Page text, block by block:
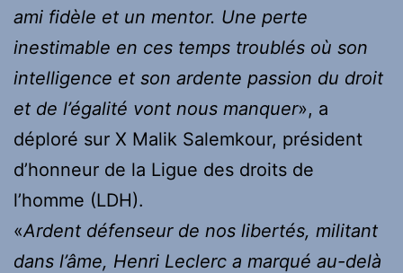
ami fidèle et un mentor. Une perte
inestimable en ces temps troublés où son
intelligence et son ardente passion du droit
et de l’égalité vont nous manquer», a
déploré sur X Malik Salemkour, président
d’honneur de la Ligue des droits de
l’homme (LDH).
«Ardent défenseur de nos libertés, militant
dans l’âme, Henri Leclerc a marqué au-delà